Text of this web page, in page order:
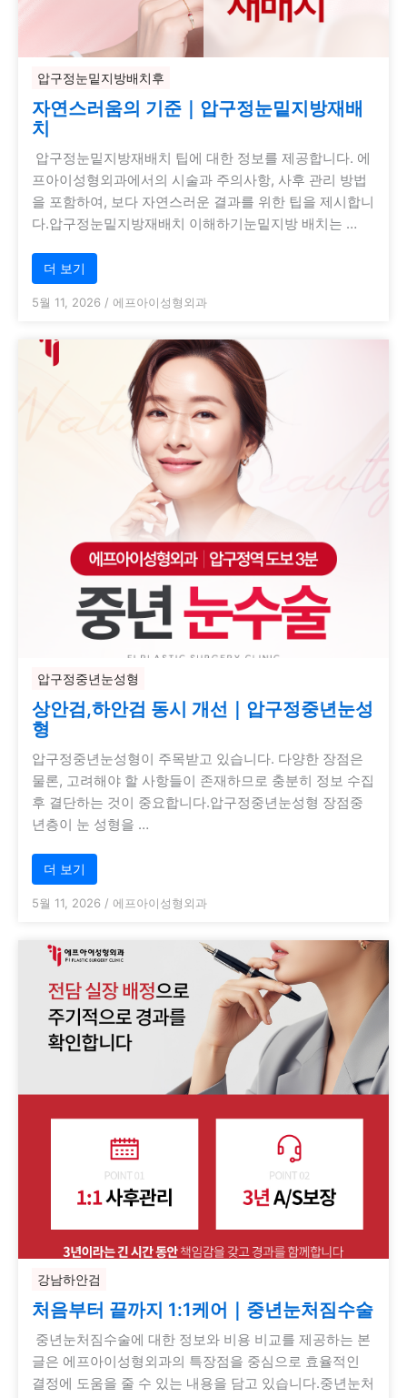
압구정눈밑지방배치후
자연스러움의 기준｜압구정눈밑지방재배
치
압구정눈밑지방재배치 팁에 대한 정보를 제공합니다. 에
프아이성형외과에서의 시술과 주의사항, 사후 관리 방법
을 포함하여, 보다 자연스러운 결과를 위한 팁을 제시합니
다.압구정눈밑지방재배치 이해하기눈밑지방 배치는 …
더 보기
5월 11, 2026 / 에프아이성형외과
압구정중년눈성형
상안검,하안검 동시 개선｜압구정중년눈성
형
압구정중년눈성형이 주목받고 있습니다. 다양한 장점은
물론, 고려해야 할 사항들이 존재하므로 충분히 정보 수집
후 결단하는 것이 중요합니다.압구정중년눈성형 장점중
년층이 눈 성형을 …
더 보기
5월 11, 2026 / 에프아이성형외과
강남하안검
처음부터 끝까지 1:1케어｜중년눈처짐수술
중년눈처짐수술에 대한 정보와 비용 비교를 제공하는 본
글은 에프아이성형외과의 특장점을 중심으로 효율적인
결정에 도움을 줄 수 있는 내용을 담고 있습니다.중년눈처